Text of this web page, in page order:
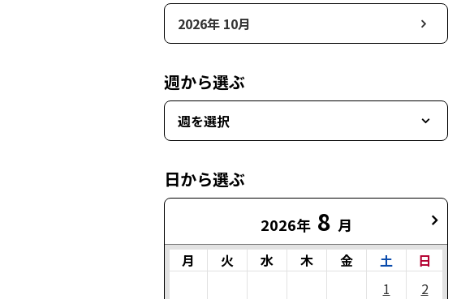
2026年 10月
週から選ぶ
週を選択
日から選ぶ
2026年 8 月
月 火 水 木 金 土
日
1
2